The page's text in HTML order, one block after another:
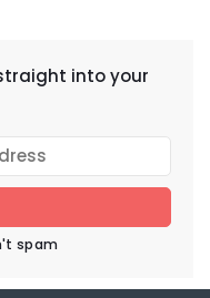
into your
spam